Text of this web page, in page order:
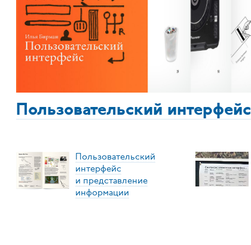
Пользовательский интерфейс
Пользовательский
интерфейс
и представление
информации